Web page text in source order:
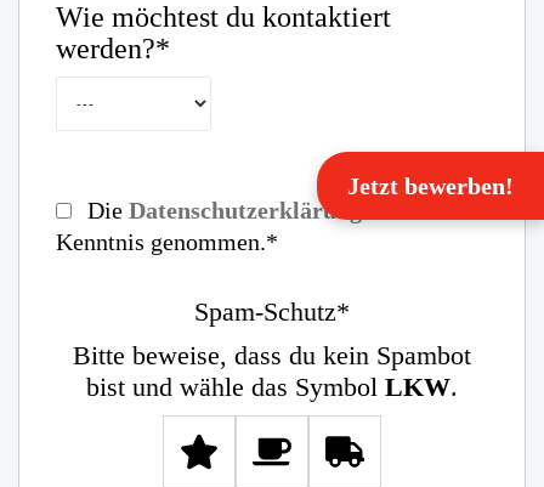
Wie möchtest du kontaktiert
werden?*
Die Datenschutzerklärung
Kenntnis genommen.*
Spam-Schutz*
Bitte beweise, dass du kein Spambot
bist und wähle das Symbol LKW.
Jetzt bewerben!